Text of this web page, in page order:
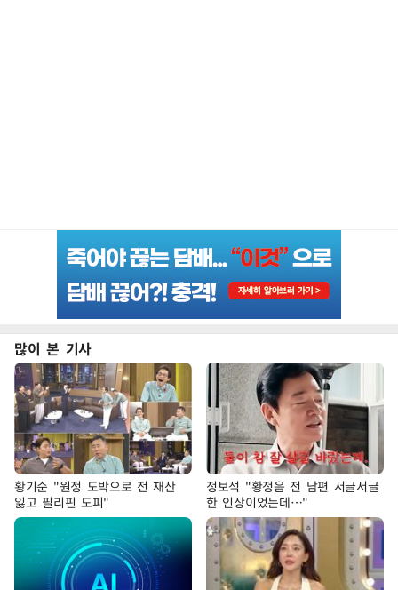
많이 본 기사
황기순 "원정 도박으로 전 재산
잃고 필리핀 도피"
정보석 "황정음 전 남편 서글서글
한 인상이었는데…"